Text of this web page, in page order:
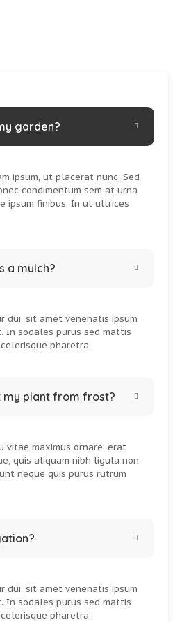
garden?
ipsum, ut placerat nunc. Sed
condimentum sem at urna
ipsum finibus. In ut ultrices
a mulch?
dui, sit amet venenatis ipsum
In sodales purus sed mattis
pharetra.
my plant from frost?
vitae maximus ornare, erat
quis aliquam nibh ligula non
neque quis purus rutrum
dui, sit amet venenatis ipsum
In sodales purus sed mattis
pharetra.